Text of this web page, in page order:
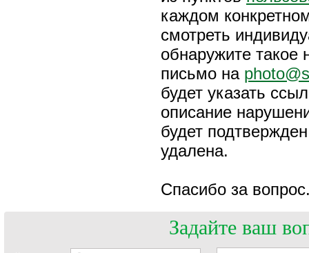
каждом
смотреть
обнаружите
письмо на
будет указать
описание
будет
удалена.
Спасибо за
Задайте ваш